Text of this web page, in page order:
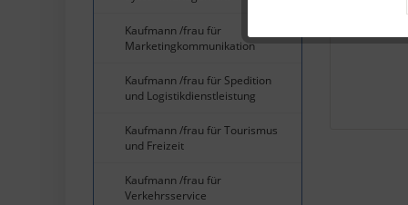
Kaufmann /frau für
Marketingkommunikation
Kaufmann /frau für Spedition
und Logistikdienstleistung
Kaufmann /frau für Tourismus
und Freizeit
Kaufmann /frau für
Verkehrsservice
MP3